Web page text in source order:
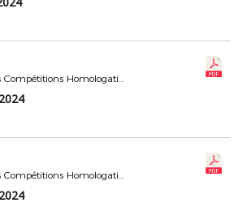
Commission Calendriers Compétitions Homologation
Commission Calendriers Compétitions Homologation